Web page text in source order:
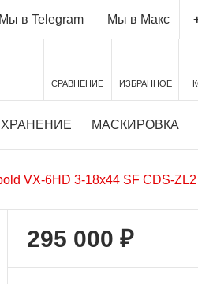
Мы в Telegram Мы в Макс
СРАВНЕНИЕ ИЗБРАННОЕ
ХРАНЕНИЕ МАСКИРОВКА
VX-6HD 3-18x44 SF CDS-ZL2
295 000 ₽